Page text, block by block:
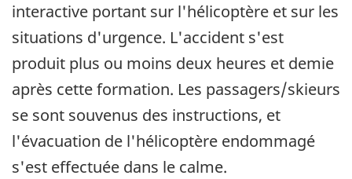
interactive portant sur l'hélicoptère et sur les
situations d'urgence. L'accident s'est
produit plus ou moins deux heures et demie
après cette formation. Les passagers/skieurs
se sont souvenus des instructions, et
l'évacuation de l'hélicoptère endommagé
s'est effectuée dans le calme.